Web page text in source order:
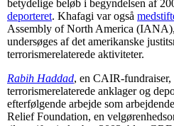
betydelige beløb i begyndelsen af
deporteret. Khafagi var også
Assembly of North America
undersøges af det amerikanske
terrorismerelaterede aktiviteter.
Rabih Haddad, en CAIR-fundraiser,
terrorismerelaterede anklager og
efterfølgende arbejde som
Relief Foundation, en